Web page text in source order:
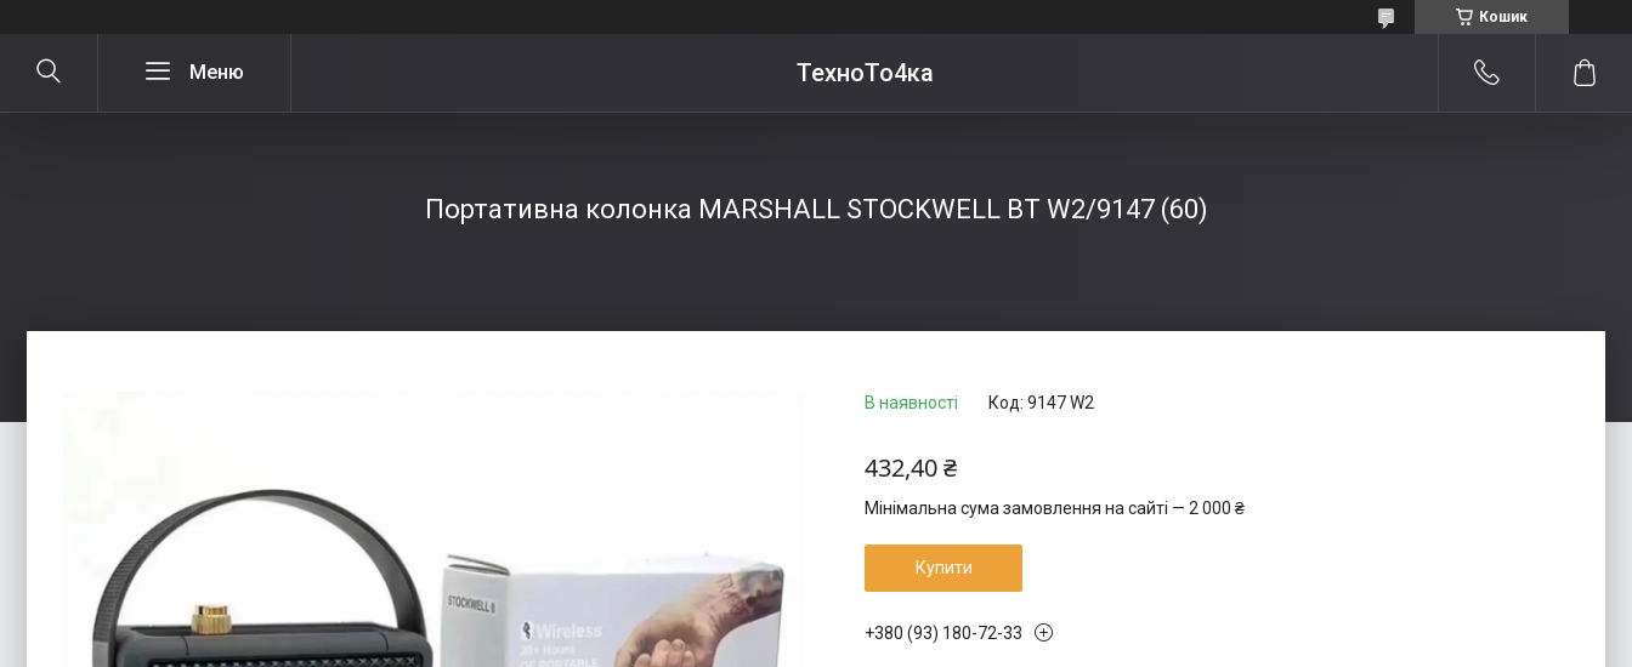
Кошик
ТехноТо4ка
Портативна колонка MARSHALL STOCKWELL BT W2/9147 (60)
В наявності Код: 9147 W2
432,40 ₴
Мінімальна сума замовлення на сайті — 2 000 ₴
Купити
+380 (93) 180-72-33